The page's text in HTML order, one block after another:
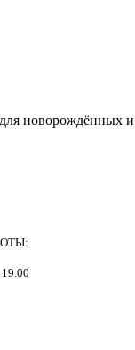
новорождённых и